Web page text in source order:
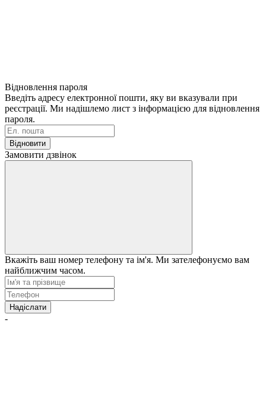
Відновлення пароля
Введіть адресу електронної пошти, яку ви вказували при
реєстрації. Ми надішлемо лист з інформацією для відновлення
пароля.
Відновити
Замовити дзвінок
Вкажіть ваш номер телефону та ім'я. Ми зателефонуємо вам
найближчим часом.
Надіслати
-